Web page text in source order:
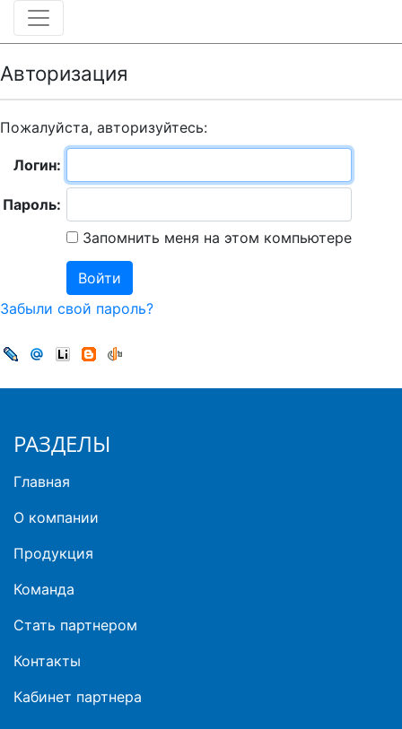
Авторизация
Пожалуйста, авторизуйтесь:
Логин:
Пароль:
Запомнить меня на этом компьютере
Забыли свой пароль?
РАЗДЕЛЫ
Главная
О компании
Продукция
Команда
Стать партнером
Контакты
Кабинет партнера